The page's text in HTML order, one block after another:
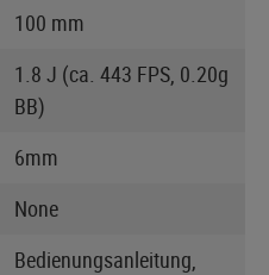
100 mm
1.8 J (ca. 443 FPS, 0.20g
BB)
6mm
None
Bedienungsanleitung,